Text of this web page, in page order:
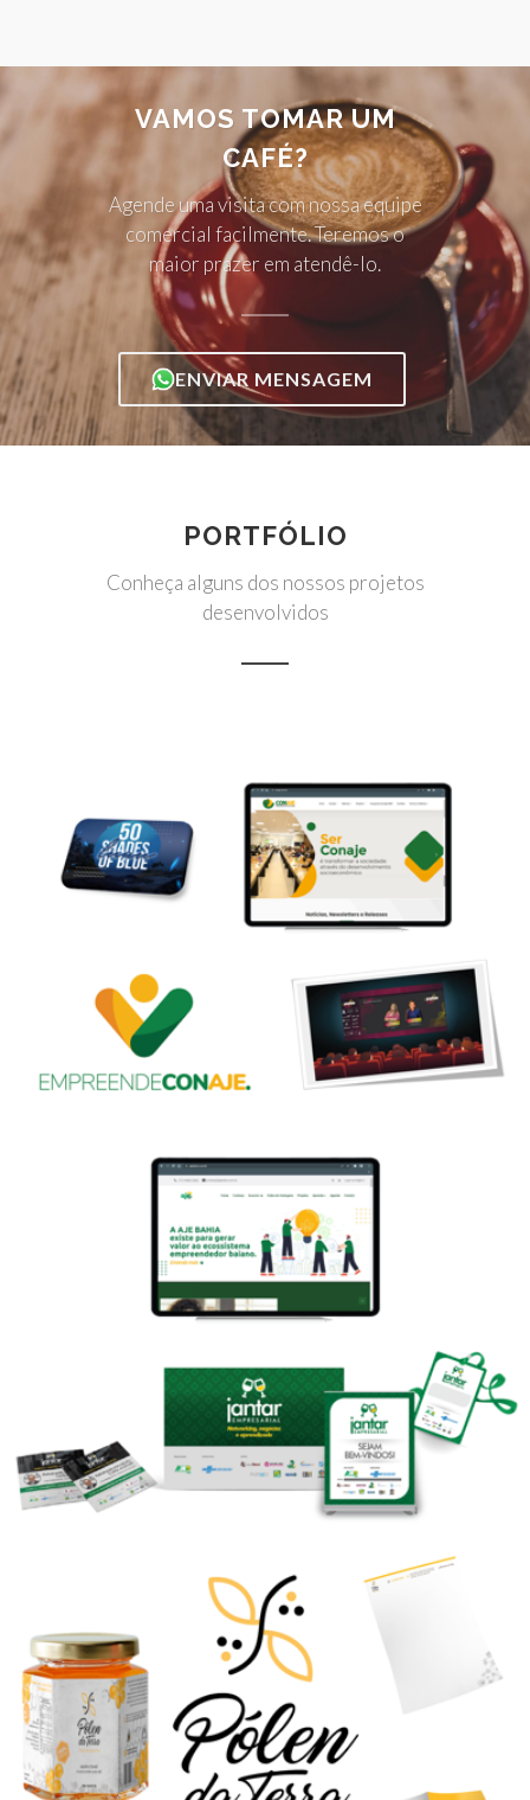
VAMOS TOMAR UM
CAFÉ?
Agende uma visita com nossa equipe
comercial facilmente. Teremos o
maior prazer em atendê-lo.
ENVIAR MENSAGEM
PORTFÓLIO
Conheça alguns dos nossos projetos
desenvolvidos